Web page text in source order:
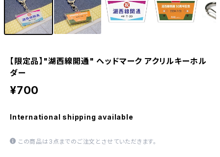
【限定品】"湖西線開通" ヘッドマーク アクリルキーホル
ダー
¥700
International shipping available
この商品は3点までのご注文とさせていただきます。